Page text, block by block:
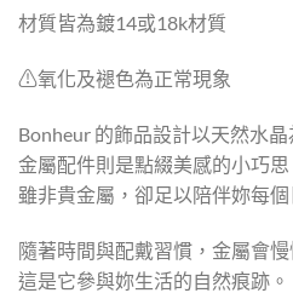
材質皆為鍍14或18k材質
⚠︎︎氧化及褪色為正常現象
Bonheur 的飾品設計以天然水晶
金屬配件則是點綴美感的小巧思
雖非貴金屬，卻足以陪伴妳每個
隨著時間與配戴習慣，金屬會慢
這是它參與妳生活的自然痕跡。